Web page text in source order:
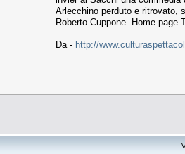
Arlecchino perduto e ritrovato,
Roberto Cuppone. Home page
Da - http://